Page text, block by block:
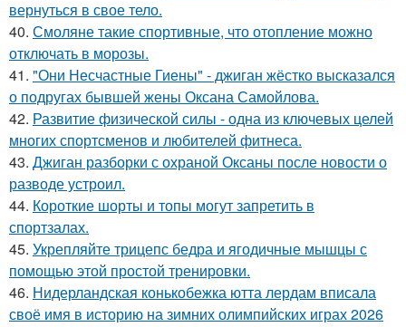
вернуться в свое тело.
40. Смоляне такие спортивные, что отопление можно
отключать в морозы.
41. "Они Несчастные Гиены" - джиган жёстко высказался
о подругах бывшей жены Оксана Самойлова.
42. Развитие физической силы - одна из ключевых целей
многих спортсменов и любителей фитнеса.
43. Джиган разборки с охраной Оксаны после новости о
разводе устроил.
44. Короткие шорты и топы могут запретить в
спортзалах.
45. Укрепляйте трицепс бедра и ягодичные мышцы с
помощью этой простой тренировки.
46. Нидерландская конькобежка ютта лердам вписала
своё имя в историю на зимних олимпийских играх 2026